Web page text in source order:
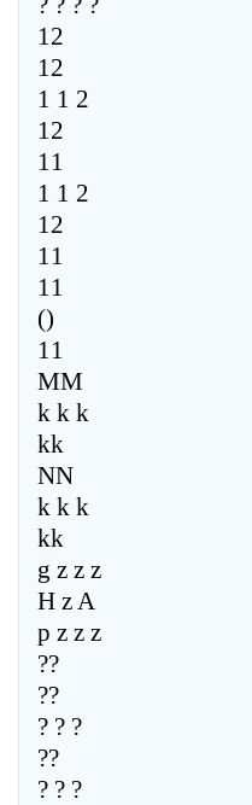
12
12
1 1 2
12
11
1 1 2
12
11
11
()
11
MM
k k k
kk
NN
k k k
kk
g z z z
H z A
p z z z
??
??
? ? ?
??
? ? ?